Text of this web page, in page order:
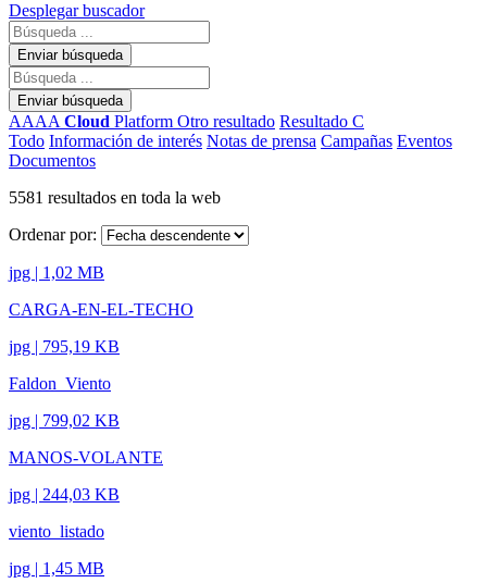
Desplegar buscador
Enviar búsqueda
Enviar búsqueda
AAAA Cloud Platform Otro resultado Resultado C
Todo Información de interés Notas de prensa Campañas Eventos
Documentos
5581 resultados en toda la web
Ordenar por:
jpg | 1,02 MB
CARGA-EN-EL-TECHO
jpg | 795,19 KB
Faldon_Viento
jpg | 799,02 KB
MANOS-VOLANTE
jpg | 244,03 KB
viento_listado
jpg | 1,45 MB